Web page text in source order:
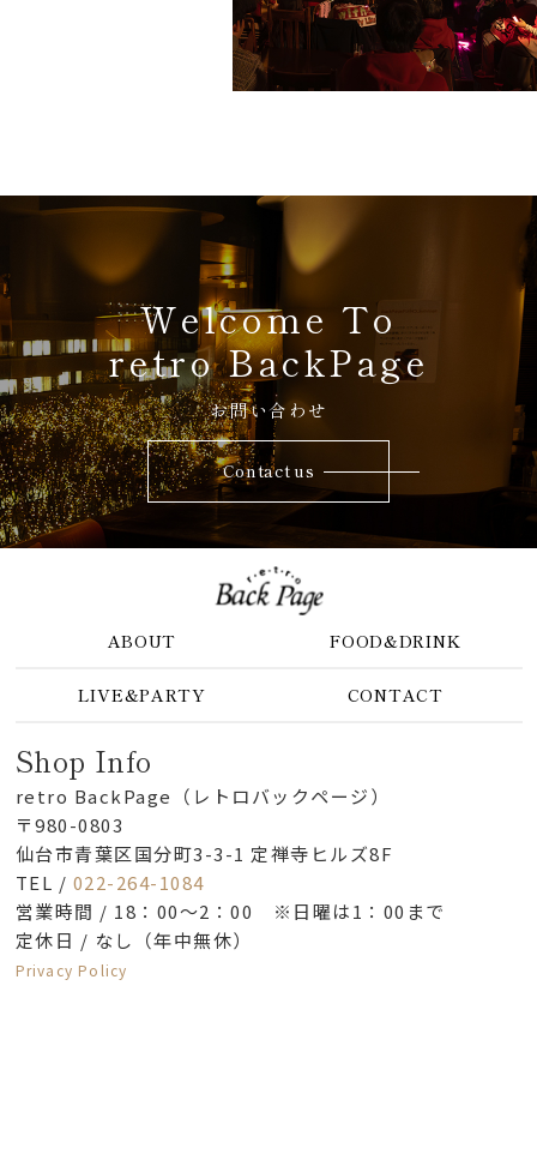
Welcome To
retro BackPage
お問い合わせ
Contact us
ABOUT FOOD&DRINK
LIVE&PARTY CONTACT
Shop Info
retro BackPage（レトロバックページ）
〒980-0803
仙台市青葉区国分町3-3-1 定禅寺ヒルズ8F
TEL / 022-264-1084
営業時間 / 18：00～2：00 ※日曜は1：00まで
定休日 / なし（年中無休）
Privacy Policy